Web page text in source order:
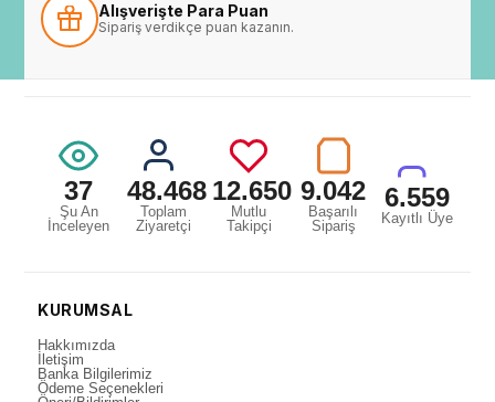
Alışverişte Para Puan
Sipariş verdikçe puan kazanın.
37
Şu An
İnceleyen
48.468
Toplam
Ziyaretçi
12.650
Mutlu
Takipçi
9.042
Başarılı
Sipariş
6.559
Kayıtlı Üye
KURUMSAL
Hakkımızda
İletişim
Banka Bilgilerimiz
Ödeme Seçenekleri